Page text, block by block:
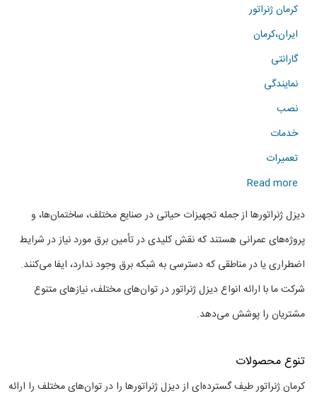
کرمان ژنراتور
ایران،کرمان
گارانتی
نمایندگی
نصب
خدمات
تعمیرات
Read more
about
فروش
انواع
دیزل
ژنراتور
در
های
مختلف
دیزل ژنراتورها از جمله تجهیزات حیاتی در صنایع مختلف، ساختمان‌ها، و
پروژه‌های عمرانی هستند که نقش کلیدی در تأمین برق مورد نیاز در شرایط
اضطراری یا در مناطقی که دسترسی به شبکه برق وجود ندارد، ایفا می‌کنند.
شرکت ما با ارائه انواع دیزل ژنراتور در توان‌های مختلف، نیازهای متنوع
مشتریان را پوشش می‌دهد.
تنوع محصولات
کرمان ژنراتور طیف گسترده‌ای از دیزل ژنراتورها را در توان‌های مختلف را ارائه